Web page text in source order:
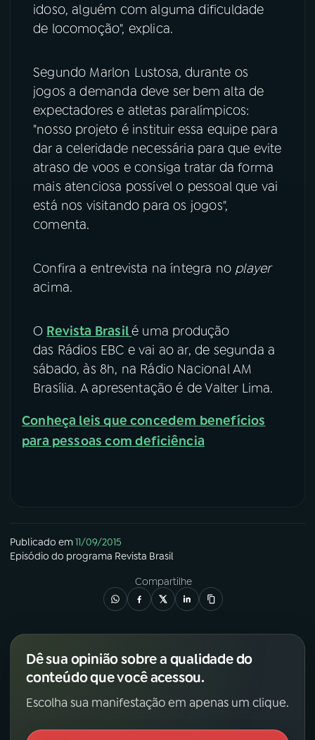
idoso, alguém com alguma dificuldade
de locomoção", explica.
Segundo Marlon Lustosa, durante os
jogos a demanda deve ser bem alta de
expectadores e atletas paralímpicos:
"nosso projeto é instituir essa equipe para
dar a celeridade necessária para que evite
atraso de voos e consiga tratar da forma
mais atenciosa possível o pessoal que vai
está nos visitando para os jogos",
comenta.
Confira a entrevista na íntegra no player
acima.
O Revista Brasilé uma produção
das Rádios EBC e vai ao ar, de segunda a
sábado, às 8h, na Rádio Nacional AM
Brasília. A apresentação é de Valter Lima.
Conheça leis que concedem benefícios
para pessoas com deficiência
Publicado em11/09/2015
Episódio do programa Revista Brasil
Compartilhe
Dê sua opinião sobre a qualidade do
conteúdo que você acessou.
Escolha sua manifestação em apenas um clique.